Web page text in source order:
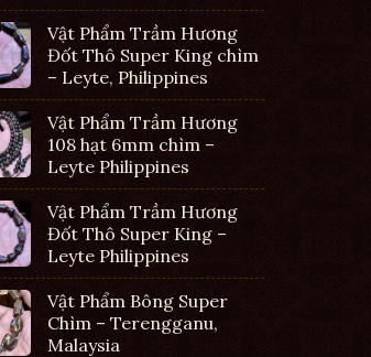
Vật Phẩm Trầm Hương
Đốt Thô Super King chìm
– Leyte, Philippines
Vật Phẩm Trầm Hương
108 hạt 6mm chìm –
Leyte Philippines
Vật Phẩm Trầm Hương
Đốt Thô Super King –
Leyte Philippines
Vật Phẩm Bông Super
Chìm – Terengganu,
Malaysia